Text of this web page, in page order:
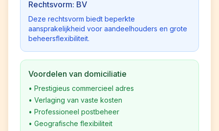
Rechtsvorm: BV
Deze rechtsvorm biedt beperkte
aansprakelijkheid voor aandeelhouders en grote
beheersflexibiliteit.
Voordelen van domiciliatie
• Prestigieus commercieel adres
• Verlaging van vaste kosten
• Professioneel postbeheer
• Geografische flexibiliteit